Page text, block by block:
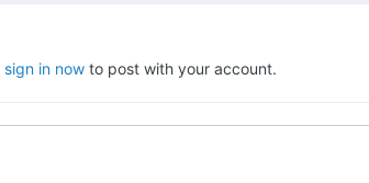
sign in now to post with your account.